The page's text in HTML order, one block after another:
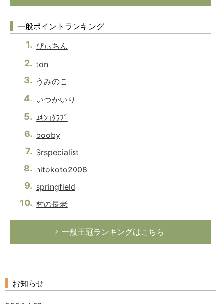
一般ポイントランキング
ぴぃちん
ton
うみのこ
いつかいり
ﾕｷﾝｺｸﾗﾌﾞ
booby
Srspecialist
hitokoto2008
springfield
村の長老
一般王冠ランキングはこちら
お知らせ